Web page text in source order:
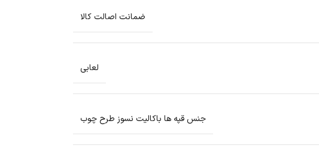
ضمانت اصالت کالا
لعابی
جنس قپه ها باکالیت نسوز طرح چوب